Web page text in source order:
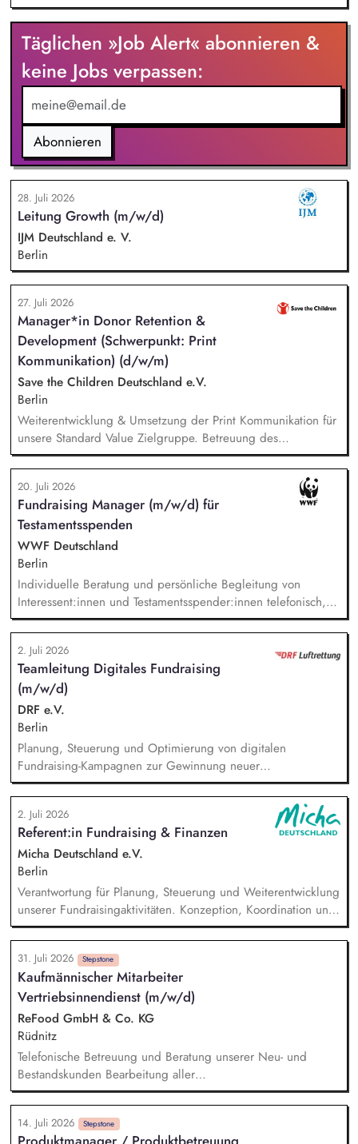
Durchführung von ca. zweistündigen Workshops
verantwortlich. Identifikation, Ansprache und Akquise von
Institutionen und Organisationen für Trainings zum sensiblen
Umgang mit Kinderfotos und -videos (z. B. Kitas, Schulen,
Sportvereine und -verbände, Jugendverbände,
Kinder-/Jugendreiseveranstalter). Eigenständige Konzeption
und Durchführung zielgruppengerechter Trainings in
digitalen Formaten sowie in Präsenz bei Auftraggebern.
Täglichen »Job Alert« abonnieren &
keine Jobs verpassen:
Abonnieren
28. Juli 2026
Leitung Growth (m/w/d)
IJM Deutschland e. V.
Berlin
27. Juli 2026
Manager*in Donor Retention &
Development (Schwerpunkt: Print
Kommunikation) (d/w/m)
Save the Children Deutschland e.V.
Berlin
Weiterentwicklung & Umsetzung der Print Kommunikation für
unsere Standard Value Zielgruppe. Betreuung des
postalischen Mailing-Programm inkl. der Spendenmagazine
und Spendenaufrufe sowie der Print Kommunikation innerhalb
unserer Donor Journeys. Ko-Produktion von Content für die
Print Kommunikation in enger Zusammenarbeit mit dem Team
Brand, Content & Publikationen. Redaktion und Prüfung von
Content/Texten für andere Kanäle und Medien.
20. Juli 2026
Fundraising Manager (m/w/d) für
Testamentsspenden
WWF Deutschland
Berlin
Individuelle Beratung und persönliche Begleitung von
Interessent:innen und Testamentsspender:innen telefonisch,
per E-Mail sowie bei persönlichen Gesprächen. Strategische
Weiterentwicklung des Erbschaftsfundraisings und der Donor
Journeys – von der Lead-Akquise über Stewardship bis hin
zur individuellen Förder:innen-Kommunikation. Systematische
Planung, Steuerung und Umsetzung von Werbemaßnahmen,
Nachlass-Mailings oder Telefonie-Aktionen sowie die
Durchführung von analogen und digitalen Veranstaltungen.
2. Juli 2026
Teamleitung Digitales Fundraising
(m/w/d)
DRF e.V.
Berlin
Planung, Steuerung und Optimierung von digitalen
Fundraising-Kampagnen zur Gewinnung neuer
Unterstützerinnen und Unterstützer. Weiterentwicklung und
Umsetzung von Performance-Marketing-Maßnahmen (Display-,
Suchmaschinen-, Social-Media-Werbung etc.). Analyse von
Kampagnenerfolgen, Erstellen von Reports und Ableiten von
datenbasierter Optimierungsmaßnahmen. Konzeption und
Durchführen von A/B-Tests für Anzeigen, Landingpages und
Conversion-Funnels.
2. Juli 2026
Referent:in Fundraising & Finanzen
Micha Deutschland e.V.
Berlin
Verantwortung für Planung, Steuerung und Weiterentwicklung
unserer Fundraisingaktivitäten. Konzeption, Koordination und
Umsetzung zentraler Fundraisingkampagnen (z. B. Frühjahr,
Jahresende, Aktionen). Aufbau, Pflege und strategische
Weiterentwicklung der Spender:innen‑ und
Großspender:innen‑Beziehungen. Drittmittelmanagement:
Antragstellung, Berichte, Mittelabrufe und Fristenkontrolle.
Budget‑ und Liquiditätsplanung sowie laufendes
Finanzmonitoring.
31. Juli 2026 Stepstone
Kaufmännischer Mitarbeiter
Vertriebsinnendienst (m/w/d)
ReFood GmbH & Co. KG
Rüdnitz
Telefonische Betreuung und Beratung unserer Neu- und
Bestandskunden Bearbeitung aller
kaufmännischen/administrativen Themen im Tagesgeschäft
Unterstützung der Kollegen im Außendienst bei der Pflege
und Qualifizierung der Kundendaten sowie bei der Termin-
14. Juli 2026 Stepstone